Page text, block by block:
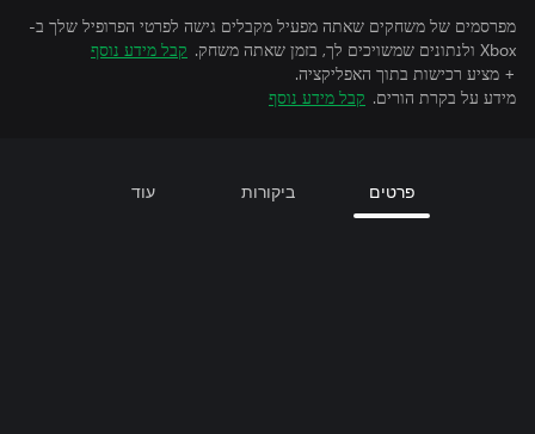
מפרסמים של משחקים שאתה מפעיל מקבלים גישה לפרטי הפרופיל שלך ב-
Xbox ולנתונים שמשויכים לך, בזמן שאתה משחק.
קבל מידע נוסף
+ מציע רכישות בתוך האפליקציה.
מידע על בקרת הורים. קבל מידע נוסף
פרטים ביקורות עוד